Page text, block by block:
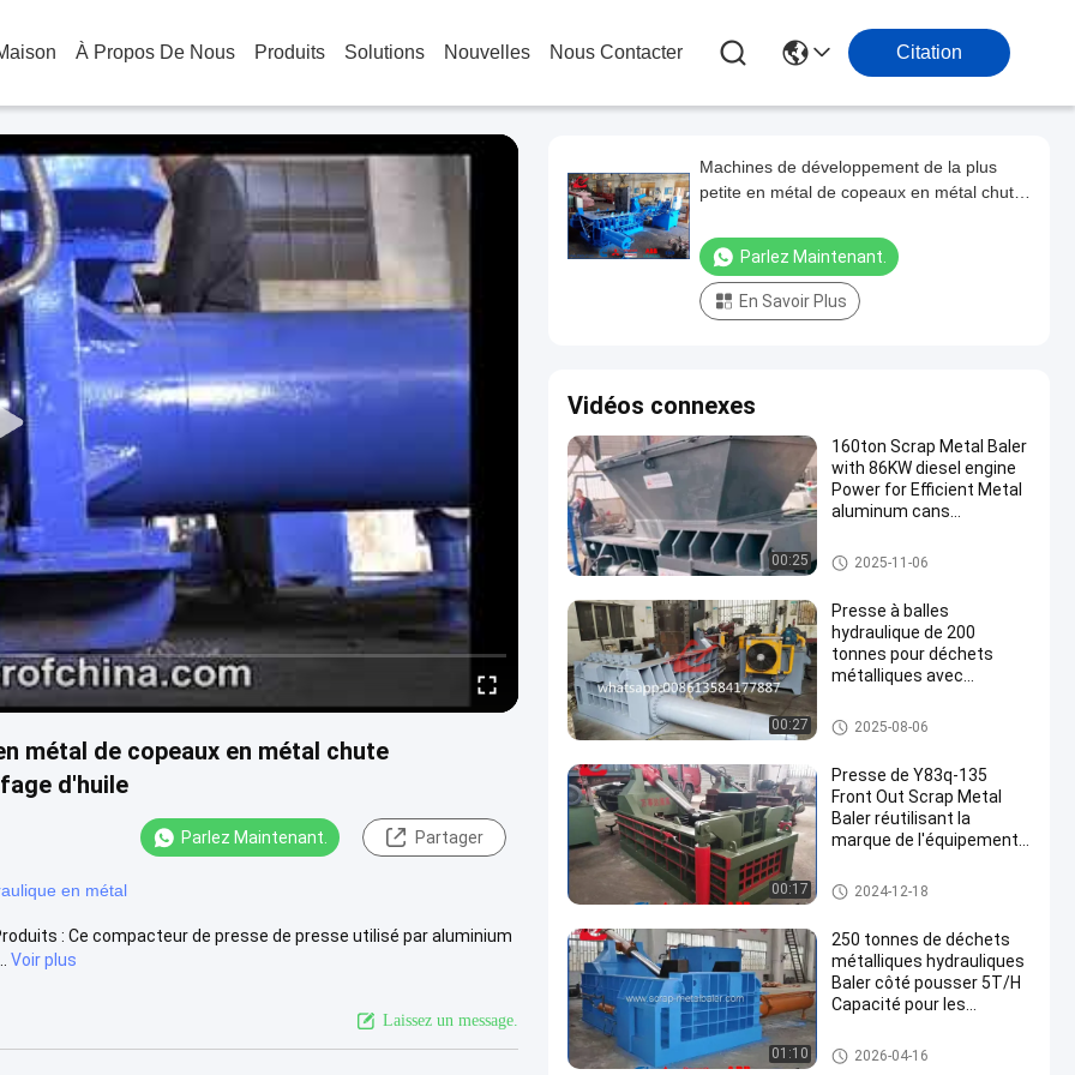
À Propos De Nous Produits Solutions Nouvelles Nous Contacter Citation
métal de copeaux en métal chute
d'huile
Parlez Maintenant. Partager
en métal
: Ce compacteur de presse de presse utilisé par aluminium
Voir plus
Laissez un message.
Machines de développement de la plus
petite en métal de copeaux en métal chute
chauffage d'huile
Parlez Maintenant.
En Savoir Plus
Vidéos connexes
00:25
160ton Scrap Metal Baler
with 86KW diesel engine
Power for Efficient Metal
aluminum cans
Presse de mitraille
2025-11-06
00:27
Presse à balles
hydraulique de 200
tonnes pour déchets
métalliques avec
Machine de emballage de déch
et métallique
2025-08-06
00:17
Presse de Y83q-135
Front Out Scrap Metal
Baler réutilisant la
marque de l'équipement
Presse de mitraille
2024-12-18
01:10
250 tonnes de déchets
métalliques hydrauliques
Baler côté pousser 5T/H
Capacité pour les
de ferraille et de l'acier
Presse de mitraille
2026-04-16